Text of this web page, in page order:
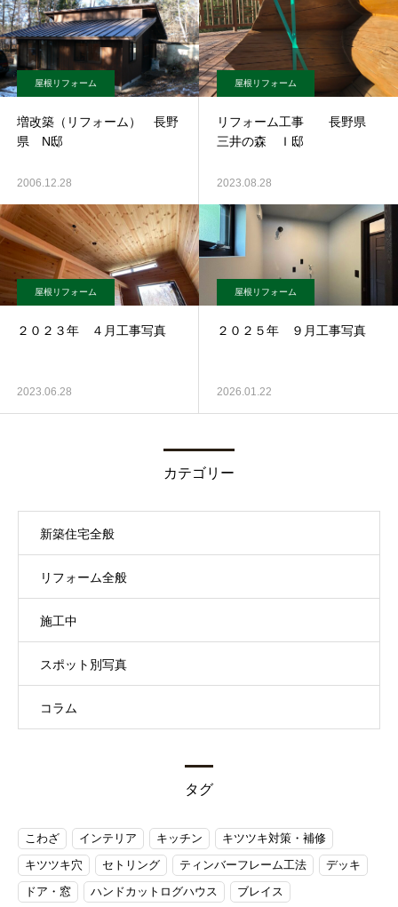
屋根リフォーム
増改築（リフォーム） 長野
県 N邸
2006.12.28
屋根リフォーム
リフォーム工事 長野県
三井の森 Ｉ邸
2023.08.28
屋根リフォーム
２０２３年 ４月工事写真
2023.06.28
屋根リフォーム
２０２５年 ９月工事写真
2026.01.22
カテゴリー
新築住宅全般
リフォーム全般
施工中
スポット別写真
コラム
タグ
こわざ インテリア キッチン
キツツキ対策・補修
キツツキ穴
セトリング ティンバーフレーム工法
デッキ
ドア・窓
ハンドカットログハウス
ブレイス